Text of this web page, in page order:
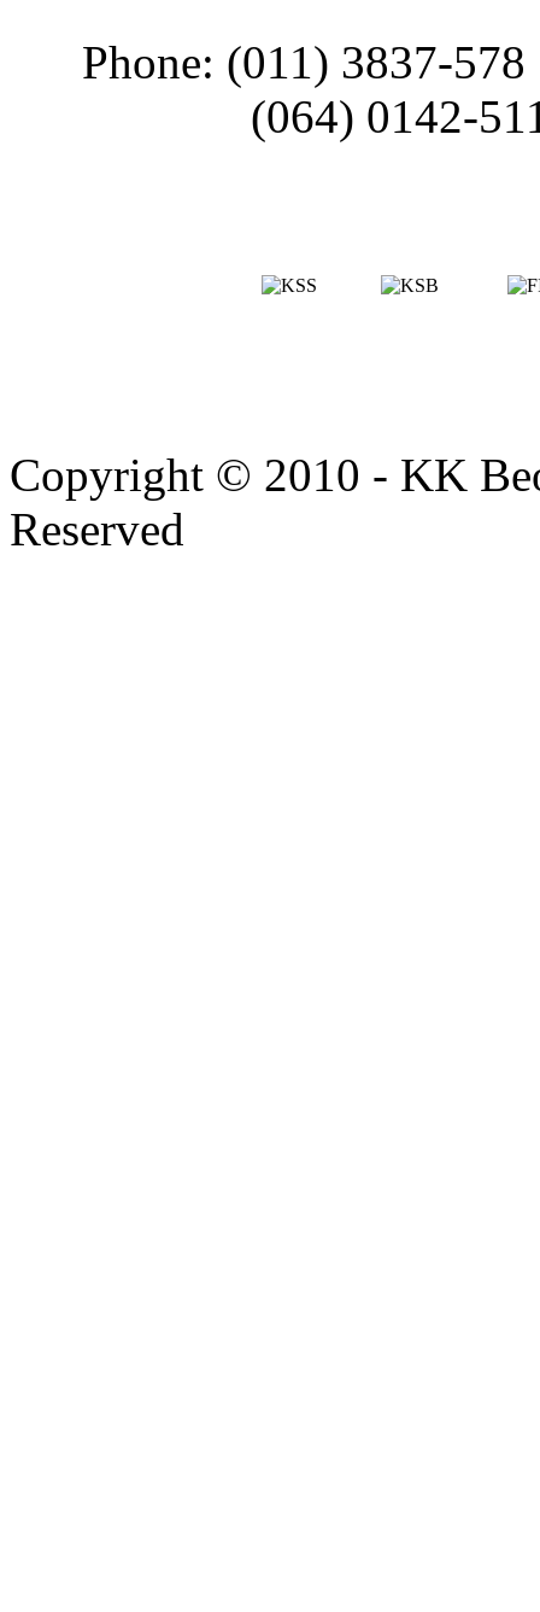
Phone: (011) 3837-578
(064) 0142-
Copyright © 2010 - KK
Reserved